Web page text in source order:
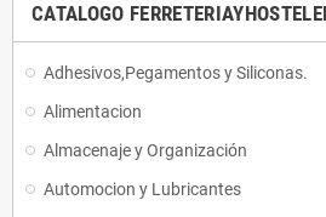
CATALOGO
Adhesivos,Pegamentos y Siliconas.
Alimentacion
Almacenaje y Organización
Automocion y Lubricantes